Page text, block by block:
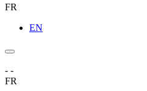
FR
EN
- -
FR